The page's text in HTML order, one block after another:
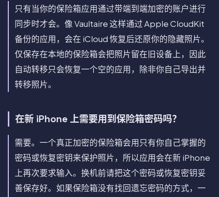
只有当你的保险箱应用通过带端到端加密的账户进行
同步时才会。像 Vaultaire 这样通过 Apple CloudKit
备份的应用，会在 iCloud 恢复后还原你的隐藏照片。
仅保存在本地的保险箱会把照片留在旧设备上，因此
自动转移只会恢复一个空的应用，除非你自己导出并
转移照片。
在新 iPhone 上需要用到保险箱密码吗？
需要。一个真正加密的保险箱会用只有你自己掌握的
密码或恢复密钥来保护照片，所以应用会在新 iPhone
上再次要求输入。换机前请把这个密码或恢复密钥妥
善保存好。如果保险箱没有找回遗忘密码的方式，一